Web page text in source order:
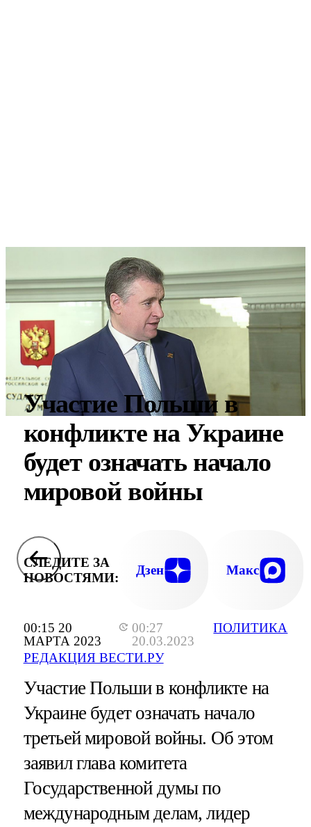
00:15 20
МАРТА 2023
00:27
20.03.2023
РЕДАКЦИЯ ВЕСТИ.РУ
ПОЛИТИКА
Участие Польши в
конфликте на Украине
будет означать начало
мировой войны
СЛЕДИТЕ ЗА
НОВОСТЯМИ:
Дзен Макс
Участие Польши в конфликте на
Украине будет означать начало
третьей мировой войны. Об этом
заявил глава комитета
Государственной думы по
международным делам, лидер